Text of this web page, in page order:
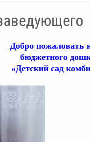
Добро пожаловать
бюджетного
«Детский сад